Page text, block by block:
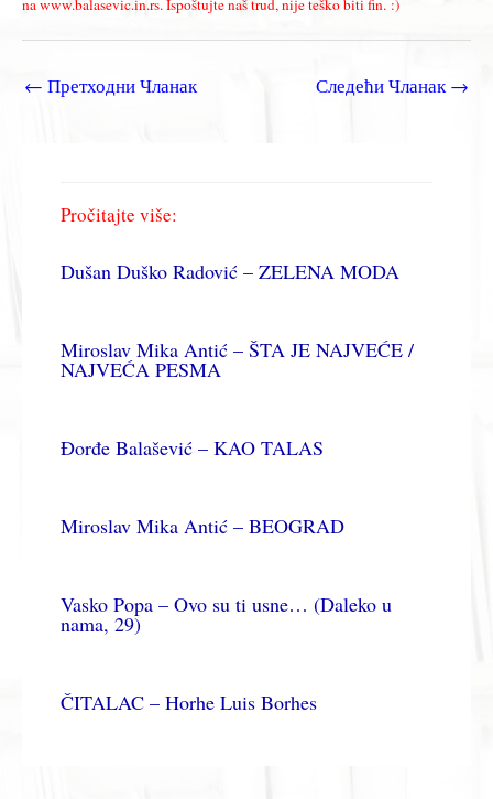
na www.balasevic.in.rs. Ispoštujte naš trud, nije teško biti fin. :)
← Претходни Чланак Следећи Чланак→
Pročitajte više:
Dušan Duško Radović – ZELENA MODA
Miroslav Mika Antić – ŠTA JE NAJVEĆE /
NAJVEĆA PESMA
Đorđe Balašević – KAO TALAS
Miroslav Mika Antić – BEOGRAD
Vasko Popa – Ovo su ti usne… (Daleko u
nama, 29)
ČITALAC – Horhe Luis Borhes